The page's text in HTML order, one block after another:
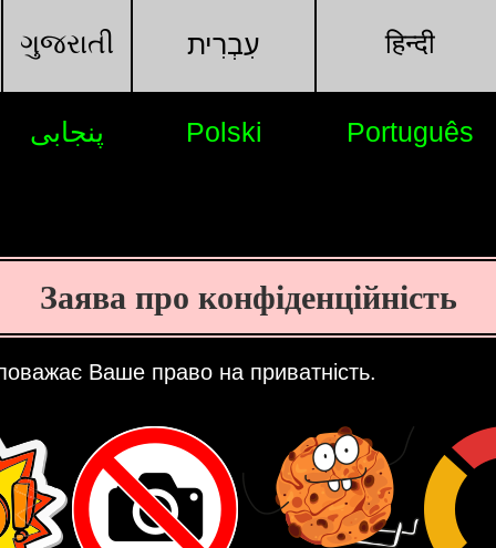
ગુજરાતી עִבְרִית हिन्दी
پنجابی Polski Português
Заява про конфіденційність
Ваше право на приватність.